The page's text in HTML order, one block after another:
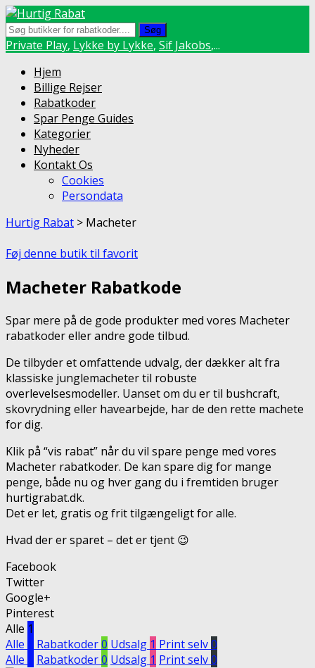
Søg
Private Play, Lykke by Lykke, Sif Jakobs,...
Skip
content
Hjem
Billige Rejser
Rabatkoder
Spar Penge Guides
Kategorier
Nyheder
Kontakt Os
Cookies
Persondata
Hurtig Rabat > Macheter
Føj denne butik til favorit
Macheter Rabatkode
Spar mere på de gode produkter med vores Macheter
rabatkoder eller andre gode tilbud.
De tilbyder et omfattende udvalg, der dækker alt fra
klassiske junglemacheter til robuste
overlevelsesmodeller. Uanset om du er til bushcraft,
skovrydning eller havearbejde, har de den rette machete
for dig.
Klik på “vis rabat” når du vil spare penge med vores
Macheter rabatkoder. De kan spare dig for mange
penge, både nu og hver gang du i fremtiden bruger
hurtigrabat.dk.
Det er let, gratis og frit tilgængeligt for alle.
Hvad der er sparet – det er tjent 😉
Facebook
Twitter
Google+
Pinterest
Alle 1
Alle
Rabatkoder0 Udsalg 1 Print selv0
Alle
Rabatkoder0 Udsalg 1 Print selv0